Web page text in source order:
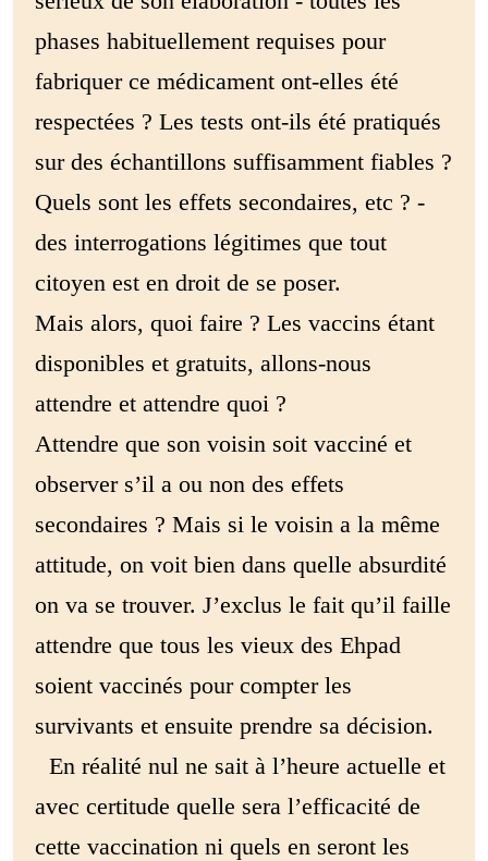
phases habituellement requises pour
fabriquer ce médicament ont-elles été
respectées ? Les tests ont-ils été pratiqués
sur des échantillons suffisamment fiables ?
Quels sont les effets secondaires, etc ? -
des interrogations légitimes que tout
citoyen est en droit de se poser.
Mais alors, quoi faire ? Les vaccins étant
disponibles et gratuits, allons-nous
attendre et attendre quoi ?
Attendre que son voisin soit vacciné et
observer s’il a ou non des effets
secondaires ? Mais si le voisin a la même
attitude, on voit bien dans quelle absurdité
on va se trouver. J’exclus le fait qu’il faille
attendre que tous les vieux des Ehpad
soient vaccinés pour compter les
survivants et ensuite prendre sa décision.
En réalité nul ne sait à l’heure actuelle et
avec certitude quelle sera l’efficacité de
cette vaccination ni quels en seront les